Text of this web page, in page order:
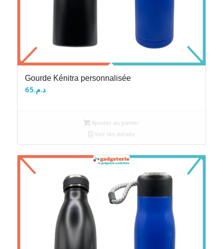
Gourde Kénitra personnalisée
د.م.65
Ajouter au panier
Voir les détails